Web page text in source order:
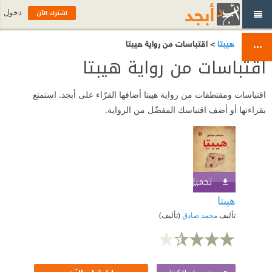
هيبتا> اقتباسات من رواية هيبتا
اقتباسات من رواية هيبتا
اقتباسات ومقتطفات من رواية هيبتا أضافها القرّاء على أبجد. استمتع
بقراءتها أو أضف اقتباسك المفضّل من الرواية.
تحميل الكتاب
هيبتا
تأليفمحمد صادق (تأليف)
اشترك الآن دخول